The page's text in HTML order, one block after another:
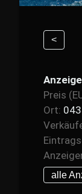
<
Preis
Ort:
alle